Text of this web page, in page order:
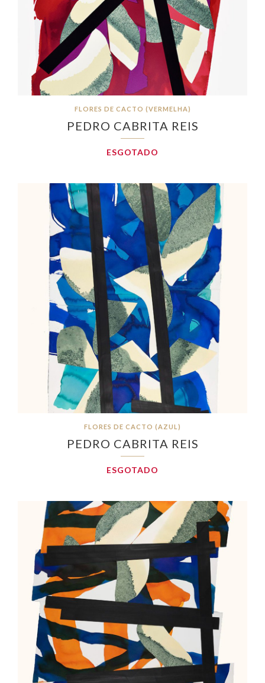
FLORES DE CACTO (VERMELHA)
PEDRO CABRITA REIS
ESGOTADO
FLORES DE CACTO (AZUL)
PEDRO CABRITA REIS
ESGOTADO